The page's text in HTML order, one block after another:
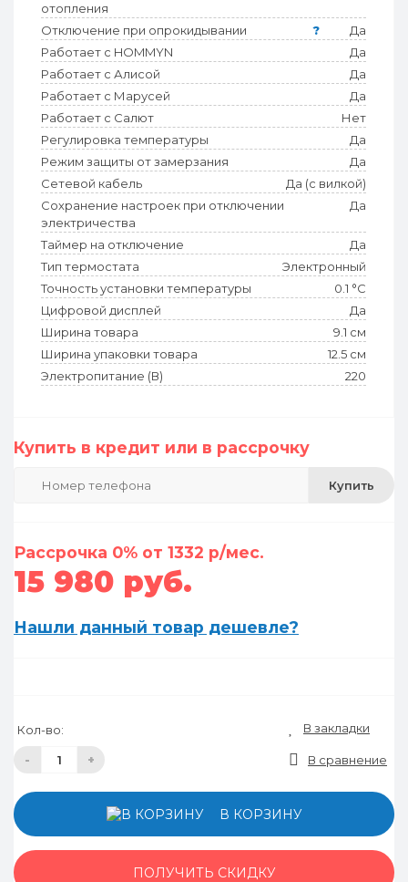
отопления
Отключение при опрокидывании ?
Да
Работает с HOMMYN
Да
Работает с Алисой
Да
Работает с Марусей
Да
Работает с Салют
Нет
Регулировка температуры
Да
Режим защиты от замерзания
Да
Сетевой кабель
Да (с вилкой)
Сохранение настроек при отключении
электричества
Да
Таймер на отключение
Да
Тип термостата
Электронный
Точность установки температуры
0.1 °С
Цифровой дисплей
Да
Ширина товара
9.1 см
Ширина упаковки товара
12.5 см
Электропитание (В)
220
Купить в кредит или в рассрочку
Купить
Рассрочка 0% от 1332 р/мес.
15 980 руб.
Нашли данный товар дешевле?
Кол-во:
- +
В закладки
В сравнение
В КОРЗИНУ
ПОЛУЧИТЬ СКИДКУ